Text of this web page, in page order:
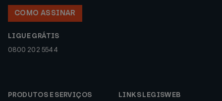
COMO ASSINAR
LIGUE GRÁTIS
0800 202 5544
PRODUTOS E SERVIÇOS
LINKS LEGISWEB